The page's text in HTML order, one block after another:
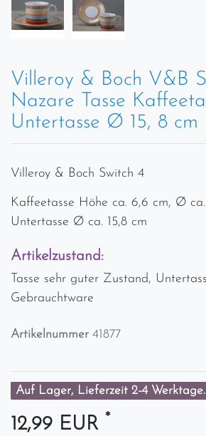
Villeroy & Boch V&B
Nazare Tasse
Untertasse Ø 15, 8 cm
Villeroy & Boch Switch 4
Kaffeetasse Höhe ca. 6,6 cm, Ø
Untertasse Ø ca. 15,8 cm
Artikelzustand:
Tasse sehr guter Zustand,
Gebrauchtware
Artikelnummer 41877
Auf Lager, Lieferzeit 2-4 Werktage.
12,99 EUR *